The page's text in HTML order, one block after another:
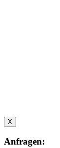
X
Anfragen: